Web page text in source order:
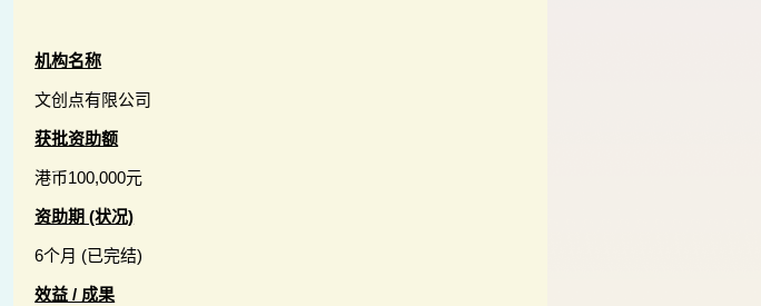
机构名称
文创点有限公司
获批资助额
港币100,000元
资助期 (状况)
6个月 (已完结)
效益 / 成果